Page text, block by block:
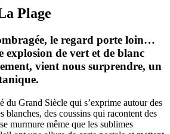
Plage
le regard porte loin…
explosion de vert et de blanc
vient nous surprendre, un
du Grand Siècle qui s’exprime autour des
blanches, des coussins qui racontent des
murmure même que les sublimes